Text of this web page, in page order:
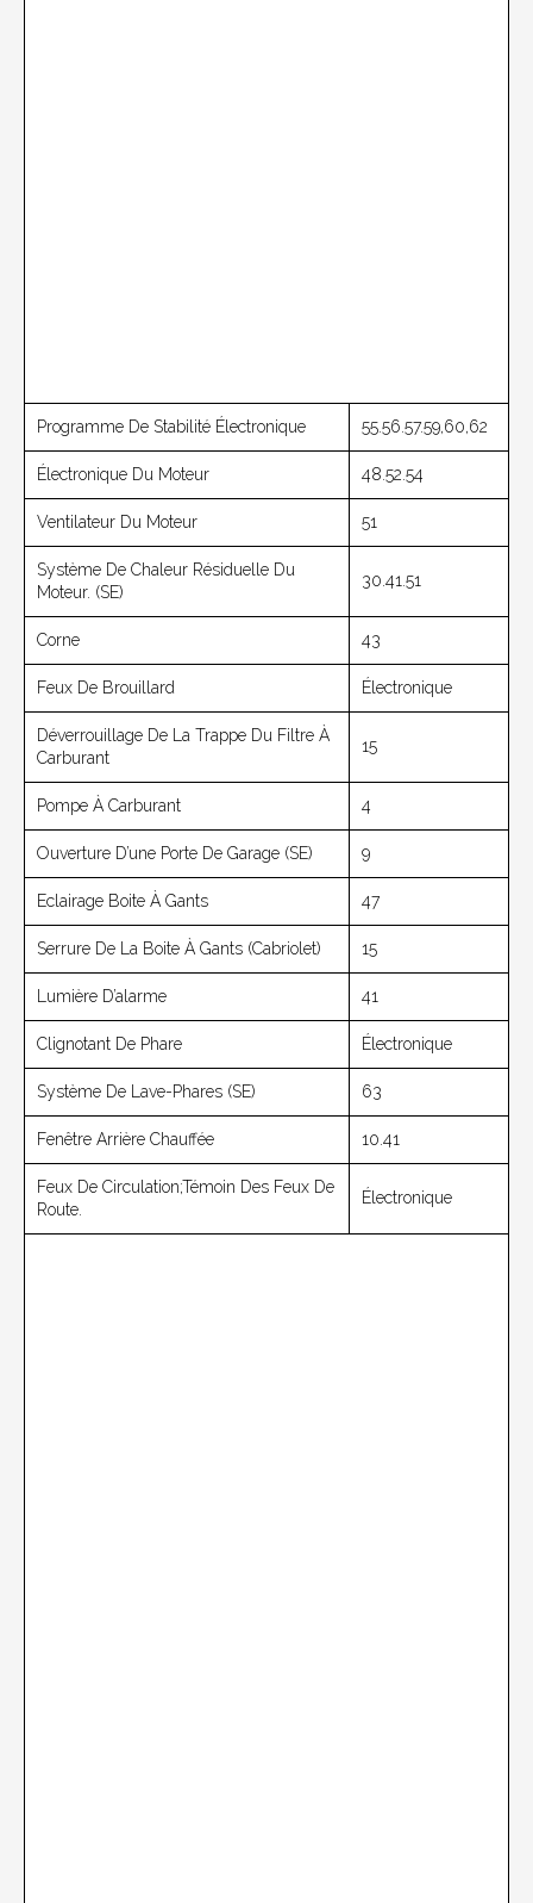
Programme De Stabilité Électronique 55.56.57.59,60,62
Électronique Du Moteur 48.52.54
Ventilateur Du Moteur 51
Système De Chaleur Résiduelle Du
Moteur. (SE)
30.41.51
Corne 43
Feux De Brouillard Électronique
Déverrouillage De La Trappe Du Filtre À
Carburant
15
Pompe À Carburant 4
Ouverture D’une Porte De Garage (SE) 9
Eclairage Boite À Gants 47
Serrure De La Boite À Gants (cabriolet) 15
Lumière D’alarme 41
Clignotant De Phare Électronique
Système De Lave-Phares (SE) 63
Fenêtre Arrière Chauffée 10.41
Feux De Circulation;Témoin Des Feux De
Route.
Électronique